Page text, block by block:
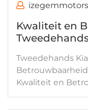
izegemmotors
Kwaliteit en
Tweedehands
Kwaliteit en